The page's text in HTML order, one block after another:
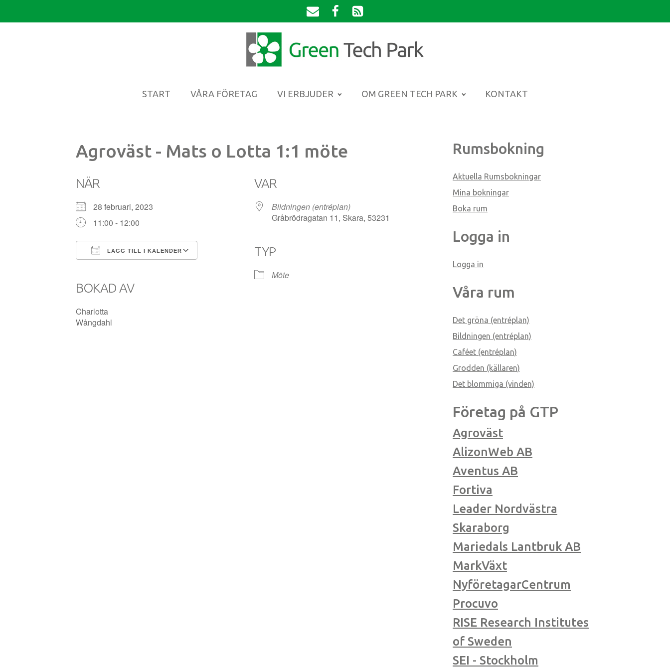
START VÅRA FÖRETAG VI ERBJUDER OM GREEN TECH PARK KONTAKT
Agroväst - Mats o Lotta 1:1 möte
NÄR
28 februari, 2023
11:00 - 12:00
LÄGG TILL I KALENDER
Google Kalender Office 365
BOKAD AV
Charlotta
Wångdahl
VAR
Bildningen (entréplan)
Gråbrödragatan 11, Skara, 53231
TYP
Möte
Rumsbokning
Aktuella Rumsbokningar
Mina bokningar
Boka rum
Logga in
Logga in
Våra rum
Det gröna (entréplan)
Bildningen (entréplan)
Caféet (entréplan)
Grodden (källaren)
Det blommiga (vinden)
Företag på GTP
Agroväst
AlizonWeb AB
Aventus AB
Fortiva
Leader Nordvästra
Skaraborg
Mariedals Lantbruk AB
MarkVäxt
NyföretagarCentrum
Procuvo
RISE Research Institutes
of Sweden
SEI - Stockholm